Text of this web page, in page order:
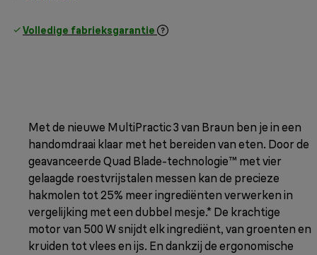
Volledige fabrieksgarantie
Met de nieuwe MultiPractic 3 van Braun ben je in een
handomdraai klaar met het bereiden van eten. Door de
geavanceerde Quad Blade-technologie™ met vier
gelaagde roestvrijstalen messen kan de precieze
hakmolen tot 25% meer ingrediënten verwerken in
vergelijking met een dubbel mesje.* De krachtige
motor van 500 W snijdt elk ingrediënt, van groenten en
kruiden tot vlees en ijs. En dankzij de ergonomische